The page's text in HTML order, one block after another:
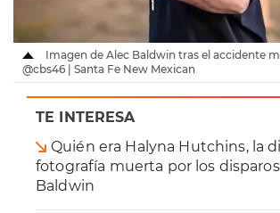
TE INTERESA
Quién era Halyna Hutchins, la
fotografía muerta por los
Baldwin
Imagen de Alec Baldwin tras el accidente
@cbs46 | Santa Fe New Mexican